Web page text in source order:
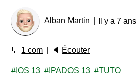
Alban Martin Il y a 7
💬 1 com 🔈 Écouter
IOS 13 IPADOS 13 TUTO